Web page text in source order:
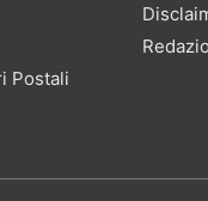
Postali